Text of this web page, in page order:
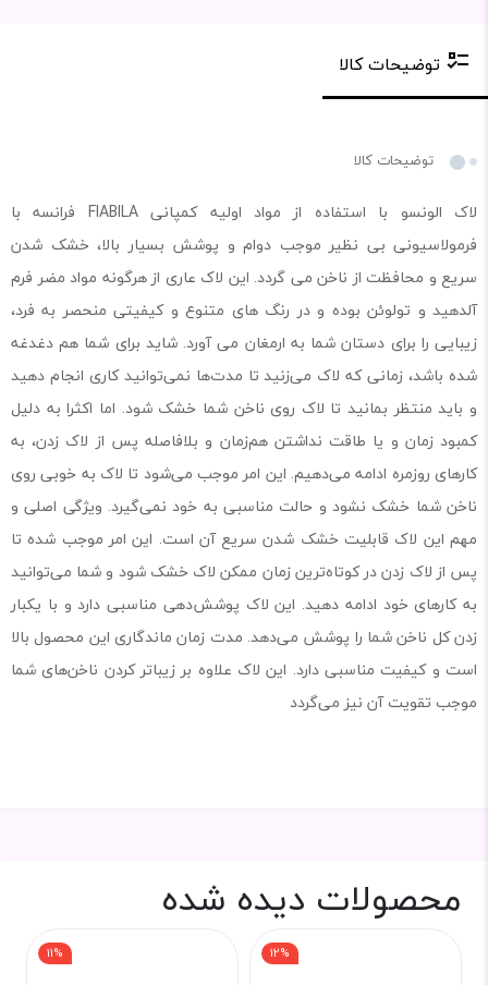
توضیحات کالا
توضیحات کالا
لاک الونسو با استفاده از مواد اولیه کمپانی FIABILA فرانسه با
فرمولاسیونی بی نظیر موجب دوام و پوشش بسیار بالا، خشک شدن
سریع و محافظت از ناخن می گردد. این لاک عاری از هرگونه مواد مضر فرم
آلدهید و تولوئن بوده و در رنگ های متنوع و کیفیتی منحصر به فرد،
زیبایی را برای دستان شما به ارمغان می آورد. شاید برای شما هم دغدغه
شده باشد، زمانی که لاک می‌زنید تا مدت‌ها نمی‌توانید کاری انجام دهید
و باید منتظر بمانید تا لاک روی ناخن شما خشک شود. اما اکثرا به دلیل
کمبود زمان و یا طاقت نداشتن هم‌زمان و بلافاصله پس از لاک زدن، به
کارهای روزمره ادامه می‌دهیم. این امر موجب می‌شود تا لاک به خوبی روی
ناخن شما خشک نشود و حالت مناسبی به خود نمی‌گیرد. ویژگی اصلی و
مهم این لاک قابلیت خشک شدن سریع آن است. این امر موجب شده تا
پس از لاک زدن در کوتاه‌ترین زمان ممکن لاک خشک شود و شما می‌توانید
به کارهای خود ادامه دهید. این لاک پوشش‌دهی مناسبی دارد و با یکبار
زدن کل ناخن شما را پوشش می‌دهد. مدت زمان ماندگاری این محصول بالا
است و کیفیت مناسبی دارد. این لاک علاوه بر زیباتر کردن ناخن‌های شما
موجب تقویت آن نیز می‌گردد
محصولات دیده شده
12%
11%